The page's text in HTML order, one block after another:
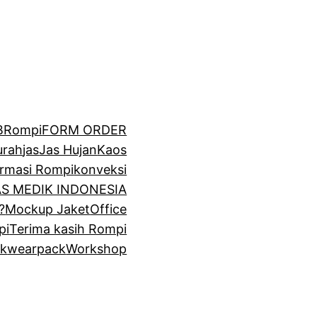
FORM ORDER
jasJas HujanKaos
Rompikonveksi
MEDIK INDONESIA
Mockup JaketOffice
Terima kasih Rompi
wearpackWorkshop